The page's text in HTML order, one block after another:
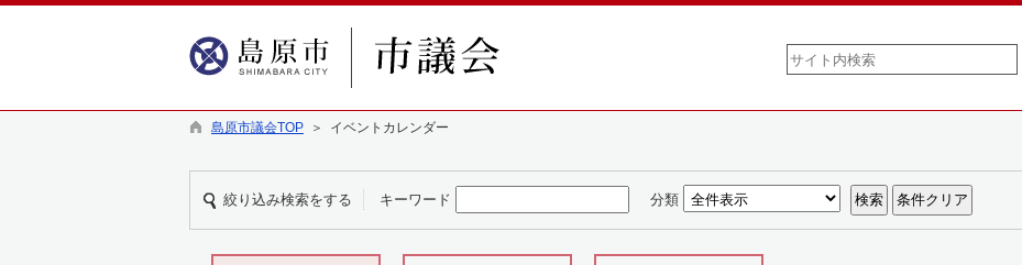
島原市議会TOP ＞ イベントカレンダー
絞り込み検索をする キーワード 分類